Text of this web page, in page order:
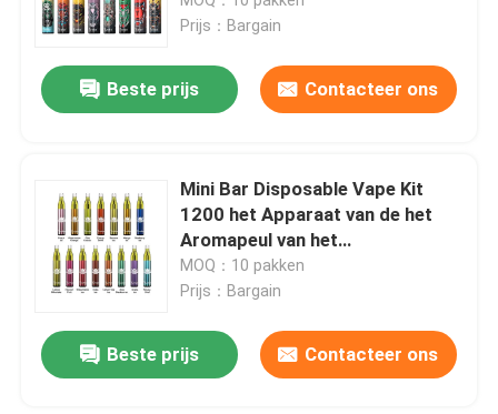
Prijs：Bargain
Beste prijs Contacteer ons
Mini Bar Disposable Vape Kit
1200 het Apparaat van de het
Aromapeul van het
Rookwolken650mah 4ml Fruit
MOQ：10 pakken
Prijs：Bargain
Beste prijs Contacteer ons